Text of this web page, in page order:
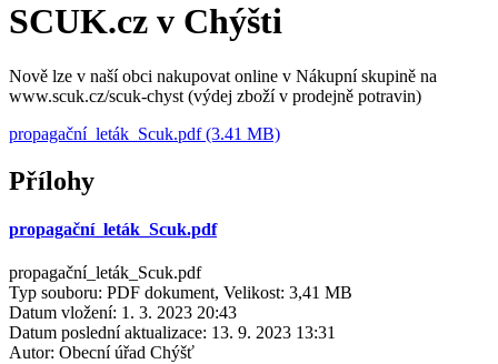
SCUK.cz v Chýšti
Nově lze v naší obci nakupovat online v Nákupní skupině na
www.scuk.cz/scuk-chyst (výdej zboží v prodejně potravin)
propagační_leták_Scuk.pdf (3.41 MB)
Přílohy
propagační_leták_Scuk.pdf
propagační_leták_Scuk.pdf
Typ souboru: PDF dokument, Velikost: 3,41 MB
Datum vložení: 1. 3. 2023 20:43
Datum poslední aktualizace: 13. 9. 2023 13:31
Autor: Obecní úřad Chýšť